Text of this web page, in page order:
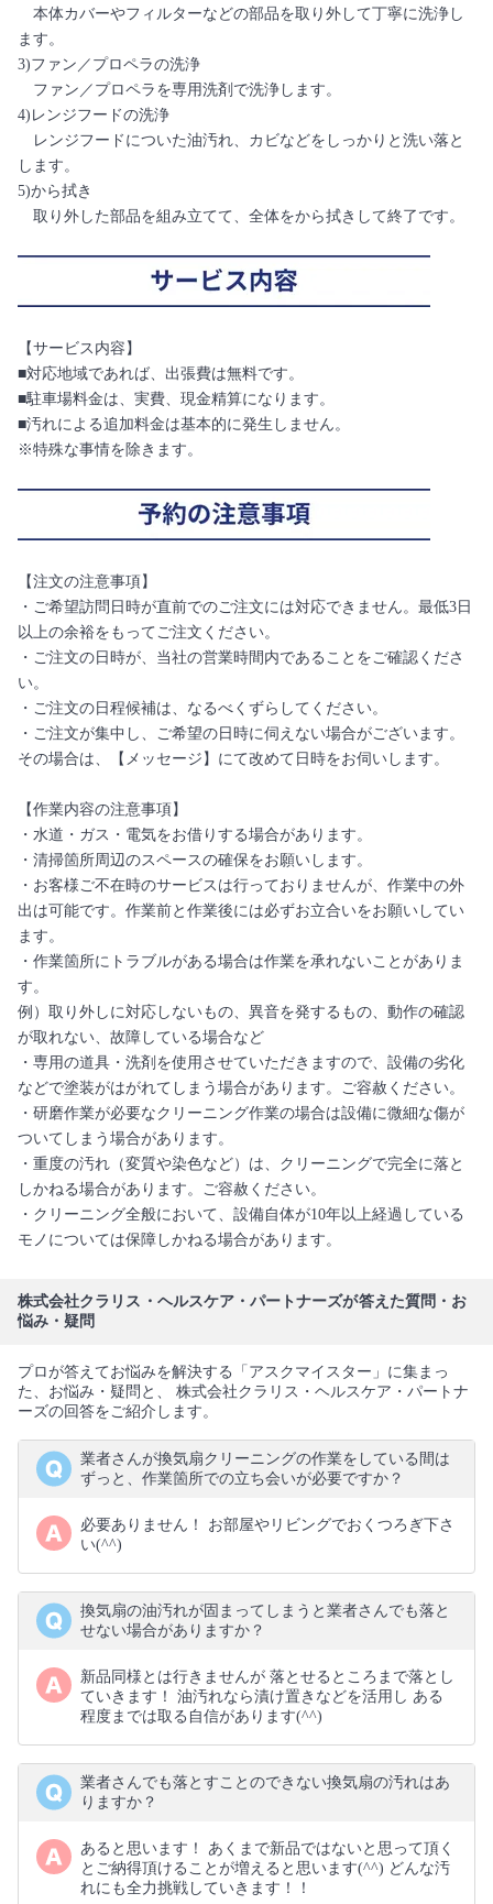
本体カバーやフィルターなどの部品を取り外して丁寧に洗浄し
ます。
3)ファン／プロペラの洗浄
ファン／プロペラを専用洗剤で洗浄します。
4)レンジフードの洗浄
レンジフードについた油汚れ、カビなどをしっかりと洗い落と
します。
5)から拭き
取り外した部品を組み立てて、全体をから拭きして終了です。
【サービス内容】
■対応地域であれば、出張費は無料です。
■駐車場料金は、実費、現金精算になります。
■汚れによる追加料金は基本的に発生しません。
※特殊な事情を除きます。
【注文の注意事項】
・ご希望訪問日時が直前でのご注文には対応できません。最低3日
以上の余裕をもってご注文ください。
・ご注文の日時が、当社の営業時間内であることをご確認くださ
い。
・ご注文の日程候補は、なるべくずらしてください。
・ご注文が集中し、ご希望の日時に伺えない場合がございます。
その場合は、【メッセージ】にて改めて日時をお伺いします。
【作業内容の注意事項】
・水道・ガス・電気をお借りする場合があります。
・清掃箇所周辺のスペースの確保をお願いします。
・お客様ご不在時のサービスは行っておりませんが、作業中の外
出は可能です。作業前と作業後には必ずお立合いをお願いしてい
ます。
・作業箇所にトラブルがある場合は作業を承れないことがありま
す。
例）取り外しに対応しないもの、異音を発するもの、動作の確認
が取れない、故障している場合など
・専用の道具・洗剤を使用させていただきますので、設備の劣化
などで塗装がはがれてしまう場合があります。ご容赦ください。
・研磨作業が必要なクリーニング作業の場合は設備に微細な傷が
ついてしまう場合があります。
・重度の汚れ（変質や染色など）は、クリーニングで完全に落と
しかねる場合があります。ご容赦ください。
・クリーニング全般において、設備自体が10年以上経過している
モノについては保障しかねる場合があります。
株式会社クラリス・ヘルスケア・パートナーズが答えた質問・お
悩み・疑問
プロが答えてお悩みを解決する「アスクマイスター」に集まっ
た、お悩み・疑問と、 株式会社クラリス・ヘルスケア・パートナ
ーズの回答をご紹介します。
業者さんが換気扇クリーニングの作業をしている間は
ずっと、作業箇所での立ち会いが必要ですか？
必要ありません！ お部屋やリビングでおくつろぎ下さ
い(⁠^⁠^⁠)
換気扇の油汚れが固まってしまうと業者さんでも落と
せない場合がありますか？
新品同様とは行きませんが 落とせるところまで落とし
ていきます！ 油汚れなら漬け置きなどを活用し ある
程度までは取る自信があります(⁠^⁠^⁠)
業者さんでも落とすことのできない換気扇の汚れはあ
りますか？
あると思います！ あくまで新品ではないと思って頂く
とご納得頂けることが増えると思います(⁠^⁠^⁠) どんな汚
れにも全力挑戦していきます！！